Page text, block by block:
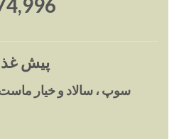
پیش
سوپ ، سالاد و خیار ماست